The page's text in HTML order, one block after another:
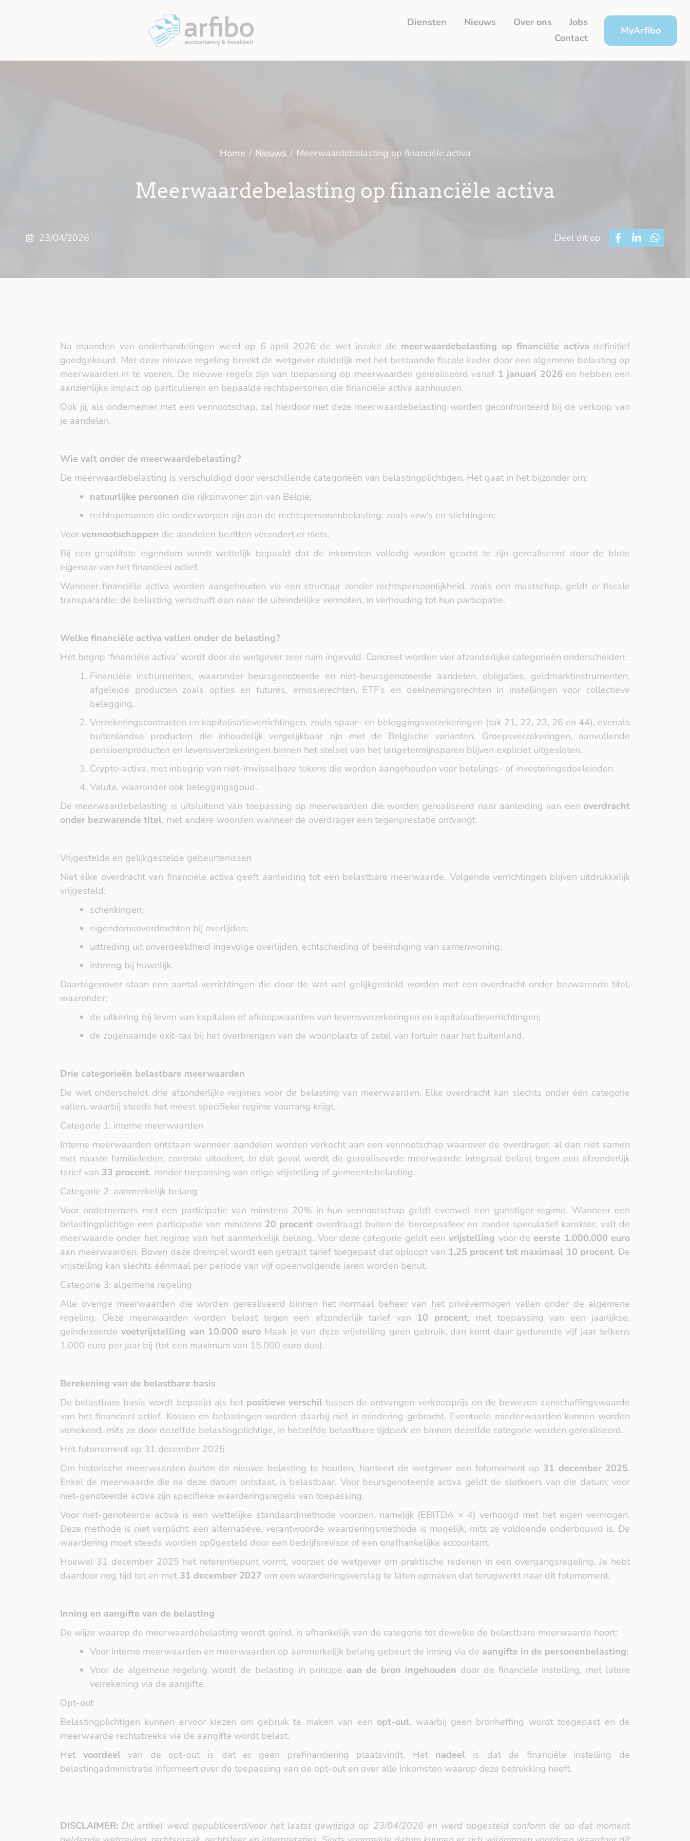
Diensten Nieuws Over ons
Jobs
Contact
MyArfibo
Home / Nieuws / Meerwaardebelasting op financiële activa
Meerwaardebelasting op financiële activa
23/04/2026 Deel dit op
Na maanden van onderhandelingen werd op 6 april 2026 de wet inzake de meerwaardebelasting op financiële activa definitief
goedgekeurd. Met deze nieuwe regeling breekt de wetgever duidelijk met het bestaande fiscale kader door een algemene belasting op
meerwaarden in te voeren. De nieuwe regels zijn van toepassing op meerwaarden gerealiseerd vanaf 1 januari 2026 en hebben een
aanzienlijke impact op particulieren en bepaalde rechtspersonen die financiële activa aanhouden.
Ook jij, als ondernemer met een vennootschap, zal hierdoor met deze meerwaardebelasting worden geconfronteerd bij de verkoop van
je aandelen.
Wie valt onder de meerwaardebelasting?
De meerwaardebelasting is verschuldigd door verschillende categorieën van belastingplichtigen. Het gaat in het bijzonder om:
natuurlijke personen die rijksinwoner zijn van België;
rechtspersonen die onderworpen zijn aan de rechtspersonenbelasting, zoals vzw’s en stichtingen;
Voor vennootschappen die aandelen bezitten verandert er niets.
Bij een gesplitste eigendom wordt wettelijk bepaald dat de inkomsten volledig worden geacht te zijn gerealiseerd door de blote
eigenaar van het financieel actief.
Wanneer financiële activa worden aangehouden via een structuur zonder rechtspersoonlijkheid, zoals een maatschap, geldt er fiscale
transparantie: de belasting verschuift dan naar de uiteindelijke vennoten, in verhouding tot hun participatie.
Welke financiële activa vallen onder de belasting?
Het begrip ‘financiële activa’ wordt door de wetgever zeer ruim ingevuld. Concreet worden vier afzonderlijke categorieën onderscheiden:
Financiële instrumenten, waaronder beursgenoteerde en niet‑beursgenoteerde aandelen, obligaties, geldmarktinstrumenten,
afgeleide producten zoals opties en futures, emissierechten, ETF’s en deelnemingsrechten in instellingen voor collectieve
belegging.
Verzekeringscontracten en kapitalisatieverrichtingen, zoals spaar‑ en beleggingsverzekeringen (tak 21, 22, 23, 26 en 44), evenals
buitenlandse producten die inhoudelijk vergelijkbaar zijn met de Belgische varianten. Groepsverzekeringen, aanvullende
pensioenproducten en levensverzekeringen binnen het stelsel van het langetermijnsparen blijven expliciet uitgesloten.
Crypto‑activa, met inbegrip van niet‑inwisselbare tokens die worden aangehouden voor betalings‑ of investeringsdoeleinden.
Valuta, waaronder ook beleggingsgoud.
De meerwaardebelasting is uitsluitend van toepassing op meerwaarden die worden gerealiseerd naar aanleiding van een overdracht
onder bezwarende titel, met andere woorden wanneer de overdrager een tegenprestatie ontvangt.
Vrijgestelde en gelijkgestelde gebeurtenissen
Niet elke overdracht van financiële activa geeft aanleiding tot een belastbare meerwaarde. Volgende verrichtingen blijven uitdrukkelijk
vrijgesteld:
schenkingen;
eigendomsoverdrachten bij overlijden;
uittreding uit onverdeeldheid ingevolge overlijden, echtscheiding of beëindiging van samenwoning;
inbreng bij huwelijk.
Daartegenover staan een aantal verrichtingen die door de wet wel gelijkgesteld worden met een overdracht onder bezwarende titel,
waaronder:
de uitkering bij leven van kapitalen of afkoopwaarden van levensverzekeringen en kapitalisatieverrichtingen;
de zogenaamde exit‑tax bij het overbrengen van de woonplaats of zetel van fortuin naar het buitenland.
Drie categorieën belastbare meerwaarden
De wet onderscheidt drie afzonderlijke regimes voor de belasting van meerwaarden. Elke overdracht kan slechts onder één categorie
vallen, waarbij steeds het meest specifieke regime voorrang krijgt.
Categorie 1: interne meerwaarden
Interne meerwaarden ontstaan wanneer aandelen worden verkocht aan een vennootschap waarover de overdrager, al dan niet samen
met naaste familieleden, controle uitoefent. In dat geval wordt de gerealiseerde meerwaarde integraal belast tegen een afzonderlijk
tarief van 33 procent, zonder toepassing van enige vrijstelling of gemeentebelasting.
Categorie 2: aanmerkelijk belang
Voor ondernemers met een participatie van minstens 20% in hun vennootschap geldt evenwel een gunstiger regime. Wanneer een
belastingplichtige een participatie van minstens 20 procent overdraagt buiten de beroepssfeer en zonder speculatief karakter, valt de
meerwaarde onder het regime van het aanmerkelijk belang. Voor deze categorie geldt eenvrijstelling voor de eerste 1.000.000 euro
aan meerwaarden. Boven deze drempel wordt een getrapt tarief toegepast dat oploopt van 1,25 procent tot maximaal 10 procent. De
vrijstelling kan slechts éénmaal per periode van vijf opeenvolgende jaren worden benut.
Categorie 3: algemene regeling
Alle overige meerwaarden die worden gerealiseerd binnen het normaal beheer van het privévermogen vallen onder de algemene
regeling. Deze meerwaarden worden belast tegen een afzonderlijk tarief van 10 procent, met toepassing van een jaarlijkse,
geïndexeerde voetvrijstelling van 10.000 euro Maak je van deze vrijstelling geen gebruik, dan komt daar gedurende vijf jaar telkens
1.000 euro per jaar bij (tot een maximum van 15.000 euro dus).
Berekening van de belastbare basis
De belastbare basis wordt bepaald als het positieve verschil tussen de ontvangen verkoopprijs en de bewezen aanschaffingswaarde
van het financieel actief. Kosten en belastingen worden daarbij niet in mindering gebracht. Eventuele minderwaarden kunnen worden
verrekend, mits ze door dezelfde belastingplichtige, in hetzelfde belastbare tijdperk en binnen dezelfde categorie werden gerealiseerd.
Het fotomoment op 31 december 2025
Om historische meerwaarden buiten de nieuwe belasting te houden, hanteert de wetgever een fotomoment op 31 december 2025.
Enkel de meerwaarde die na deze datum ontstaat, is belastbaar. Voor beursgenoteerde activa geldt de slotkoers van die datum; voor
niet‑genoteerde activa zijn specifieke waarderingsregels van toepassing.
Voor niet‑genoteerde activa is een wettelijke standaardmethode voorzien, namelijk (EBITDA × 4) verhoogd met het eigen vermogen.
Deze methode is niet verplicht: een alternatieve, verantwoorde waarderingsmethode is mogelijk, mits ze voldoende onderbouwd is. De
waardering moet steeds worden op0gesteld door een bedrijfsrevisor of een onafhankelijke accountant.
Hoewel 31 december 2025 het referentiepunt vormt, voorziet de wetgever om praktische redenen in een overgangsregeling. Je hebt
daardoor nog tijd tot en met 31 december 2027 om een waarderingsverslag te laten opmaken dat terugwerkt naar dit fotomoment.
Inning en aangifte van de belasting
De wijze waarop de meerwaardebelasting wordt geïnd, is afhankelijk van de categorie tot dewelke de belastbare meerwaarde hoort:
Voor interne meerwaarden en meerwaarden op aanmerkelijk belang gebeurt de inning via de aangifte in de personenbelasting;
Voor de algemene regeling wordt de belasting in principe aan de bron ingehouden door de financiële instelling, met latere
verrekening via de aangifte.
Opt‑out
Belastingplichtigen kunnen ervoor kiezen om gebruik te maken van een opt‑out, waarbij geen bronheffing wordt toegepast en de
meerwaarde rechtstreeks via de aangifte wordt belast.
Het voordeelvan de opt-out is dat er geen prefinanciering plaatsvindt. Het nadeel is dat de financiële instelling de
belastingadministratie informeert over de toepassing van de opt-out en over alle inkomsten waarop deze betrekking heeft.
DISCLAIMER: Dit artikel werd gepubliceerd/voor het laatst gewijzigd op 23/04/2026 en werd opgesteld conform de op dat moment